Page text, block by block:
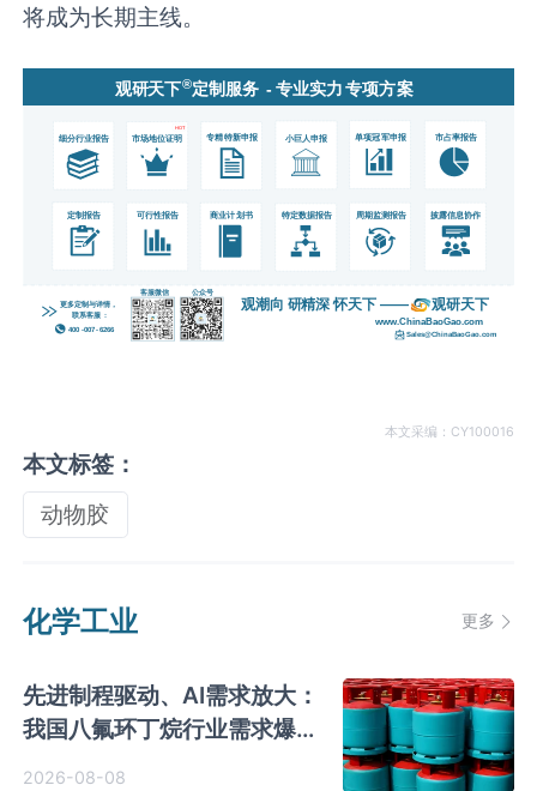
将成为长期主线。
本文采编：CY100016
本文标签：
动物胶
化学工业 更多
先进制程驱动、AI需求放大：
我国八氟环丁烷行业需求爆发
2026-08-08